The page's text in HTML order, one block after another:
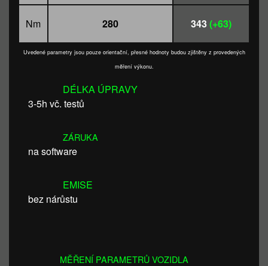
Nm 280 343(+63)
Uvedené parametry jsou pouze orientační, přesné hodnoty budou zjištěny z provedených
měření výkonu.
DÉLKA ÚPRAVY
3-5h vč. testů
ZÁRUKA
na software
EMISE
bez nárůstu
MĚŘENÍ PARAMETRŮ VOZIDLA